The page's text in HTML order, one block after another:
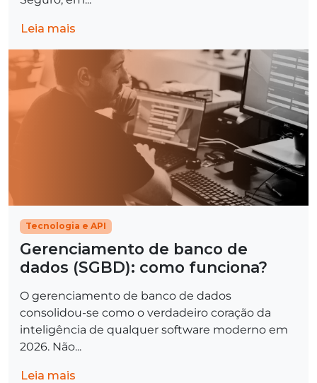
Leia mais
Tecnologia e API
Gerenciamento de banco de
dados (SGBD): como funciona?
O gerenciamento de banco de dados
consolidou-se como o verdadeiro coração da
inteligência de qualquer software moderno em
2026. Não...
Leia mais